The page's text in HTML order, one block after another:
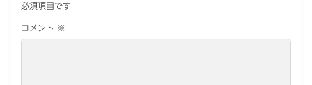
必須項目です
コメント ※